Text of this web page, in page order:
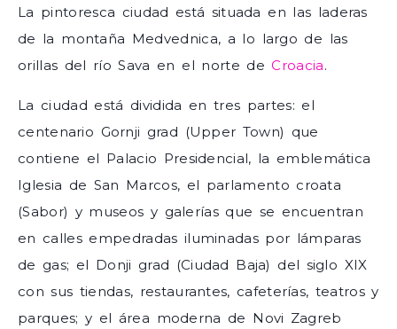
La pintoresca ciudad está situada en las laderas
de la montaña Medvednica, a lo largo de las
orillas del río Sava en el norte deCroacia.
La ciudad está dividida en tres partes: el
centenario Gornji grad (Upper Town) que
contiene el Palacio Presidencial, la emblemática
Iglesia de San Marcos, el parlamento croata
(Sabor) y museos y galerías que se encuentran
en calles empedradas iluminadas por lámparas
de gas; el Donji grad (Ciudad Baja) del siglo XIX
con sus tiendas, restaurantes, cafeterías, teatros y
parques; y el área moderna de Novi Zagreb